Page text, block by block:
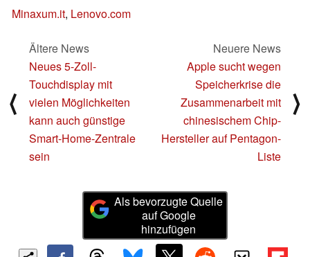
Minaxum.it, Lenovo.com
⟨
Ältere News
Neues 5-Zoll-
Touchdisplay mit
vielen Möglichkeiten
kann auch günstige
Smart-Home-Zentrale
sein
Neuere News
Apple sucht wegen
Speicherkrise die
Zusammenarbeit mit
chinesischem Chip-
Hersteller auf Pentagon-
Liste
⟩
Als bevorzugte Quelle
auf Google
hinzufügen